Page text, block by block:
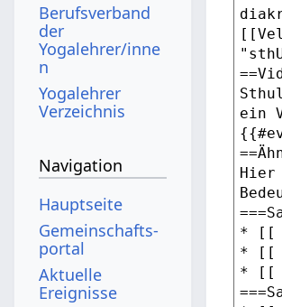
Berufsverband
der
Yogalehrer/inne
n
Yogalehrer
Verzeichnis
Navigation
Hauptseite
Gemeinschafts­
portal
Aktuelle
Ereignisse